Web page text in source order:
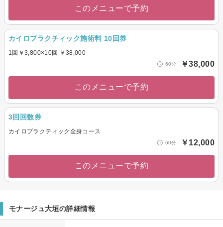
このメニューで予約
カイロプラクチィック施術料 10回券
1回￥3,800×10回 ￥38,000
60分 ￥38,000
このメニューで予約
3回回数券
カイロプラクティック全身コース
60分 ￥12,000
このメニューで予約
モナージュ大垣の詳細情報